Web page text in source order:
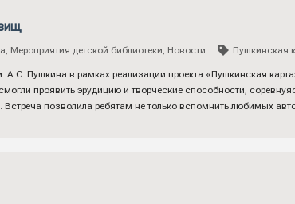
, Мероприятия детской библиотеки, Новости Пушкинская
А.С. Пушкина в рамках реализации проекта «Пушкинская
проявить эрудицию и творческие способности,
позволила ребятам не только вспомнить любимых